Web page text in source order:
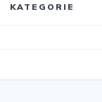
KATEGORIE